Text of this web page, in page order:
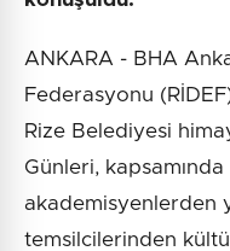
ANKARA - BHA
Federasyonu
Rize Belediyesi
Günleri,
akademisyenlerden
temsilcilerinden